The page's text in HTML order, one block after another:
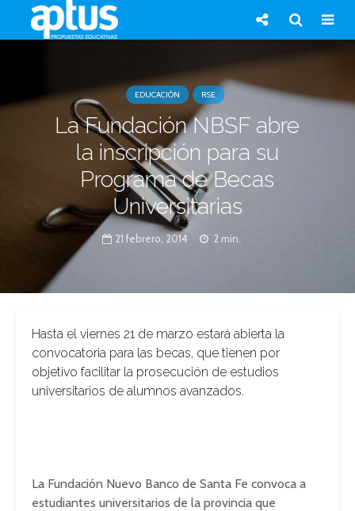
EDUCACIÓN RSE
La Fundación NBSF abre
la inscripción para su
Programa de Becas
Universitarias
21 febrero, 2014 2 min.
Hasta el viernes 21 de marzo estará abierta la
convocatoria para las becas, que tienen por
objetivo facilitar la prosecución de estudios
universitarios de alumnos avanzados.
La Fundación Nuevo Banco de Santa Fe convoca a
estudiantes universitarios de la provincia que